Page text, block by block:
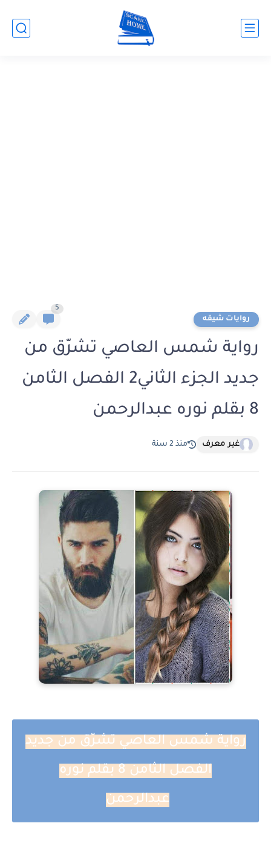
روايات شيقه
5
رواية شمس العاصي تشرّق من
جديد الجزء الثاني2 الفصل الثامن
8 بقلم نوره عبدالرحمن
غير معرف منذ 2 سنة
رواية شمس العاصي تشرّق من جديد
الفصل الثامن 8 بقلم نوره
عبدالرحمن